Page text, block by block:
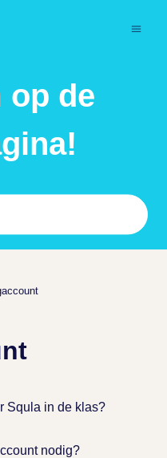
op de
Squla in de klas?
nodig?